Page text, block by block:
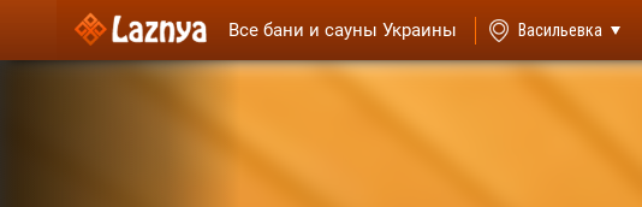
Все бани и сауны Украины Васильевка